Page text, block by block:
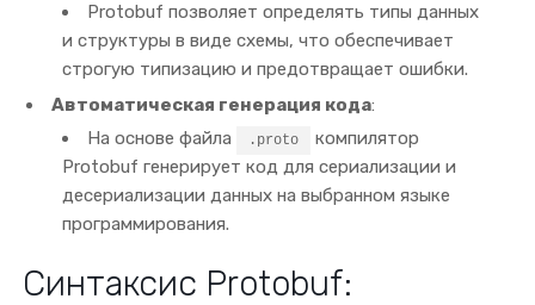
Protobuf позволяет определять типы данных
и структуры в виде схемы, что обеспечивает
строгую типизацию и предотвращает ошибки.
Автоматическая генерация кода:
На основе файла
.proto
компилятор
Protobuf генерирует код для сериализации и
десериализации данных на выбранном языке
программирования.
Синтаксис Protobuf: